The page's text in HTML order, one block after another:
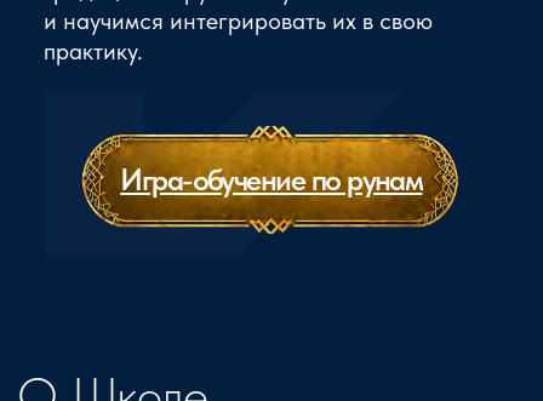
Наши ученики — это люди, готовые
меняться и открытые к новым знаниям.
Это те, кто не боится становиться
Мы поддерживаем каждого на пути
самосовершенствования и помогаем
достигать колоссальных успехов
в магии, личной практике
и саморазвитии.